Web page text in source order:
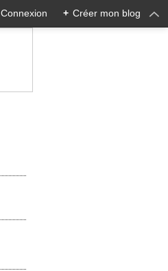
Connexion + Créer mon blog